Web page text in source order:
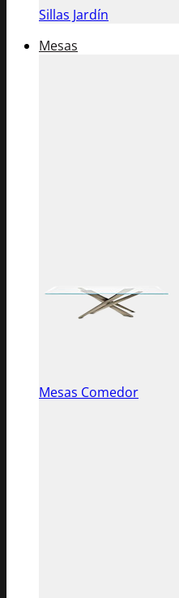
Sillas Jardín
Mesas
Mesas Comedor